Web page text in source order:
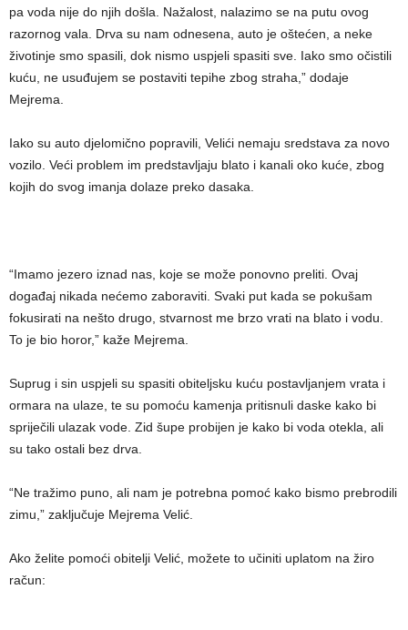
pa voda nije do njih došla. Nažalost, nalazimo se na putu ovog
razornog vala. Drva su nam odnesena, auto je oštećen, a neke
životinje smo spasili, dok nismo uspjeli spasiti sve. Iako smo očistili
kuću, ne usuđujem se postaviti tepihe zbog straha,” dodaje
Mejrema.
Iako su auto djelomično popravili, Velići nemaju sredstava za novo
vozilo. Veći problem im predstavljaju blato i kanali oko kuće, zbog
kojih do svog imanja dolaze preko dasaka.
“Imamo jezero iznad nas, koje se može ponovno preliti. Ovaj
događaj nikada nećemo zaboraviti. Svaki put kada se pokušam
fokusirati na nešto drugo, stvarnost me brzo vrati na blato i vodu.
To je bio horor,” kaže Mejrema.
Suprug i sin uspjeli su spasiti obiteljsku kuću postavljanjem vrata i
ormara na ulaze, te su pomoću kamenja pritisnuli daske kako bi
spriječili ulazak vode. Zid šupe probijen je kako bi voda otekla, ali
su tako ostali bez drva.
“Ne tražimo puno, ali nam je potrebna pomoć kako bismo prebrodili
zimu,” zaključuje Mejrema Velić.
Ako želite pomoći obitelji Velić, možete to učiniti uplatom na žiro
račun: